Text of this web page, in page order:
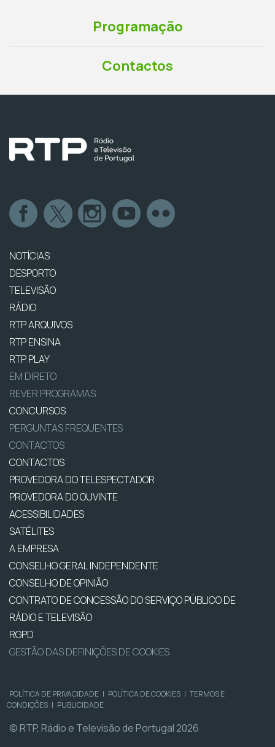
Programação
Contactos
NOTÍCIAS
DESPORTO
TELEVISÃO
RÁDIO
RTP ARQUIVOS
RTP ENSINA
RTP PLAY
EM DIRETO
REVER PROGRAMAS
CONCURSOS
PERGUNTAS FREQUENTES
CONTACTOS
CONTACTOS
PROVEDORA DO TELESPECTADOR
PROVEDORA DO OUVINTE
ACESSIBILIDADES
SATÉLITES
A EMPRESA
CONSELHO GERAL INDEPENDENTE
CONSELHO DE OPINIÃO
CONTRATO DE CONCESSÃO DO SERVIÇO PÚBLICO DE
RÁDIO E TELEVISÃO
RGPD
GESTÃO DAS DEFINIÇÕES DE COOKIES
POLÍTICA DE PRIVACIDADE | POLÍTICA DE COOKIES | TERMOS E
CONDIÇÕES | PUBLICIDADE
© RTP, Rádio e Televisão de Portugal 2026